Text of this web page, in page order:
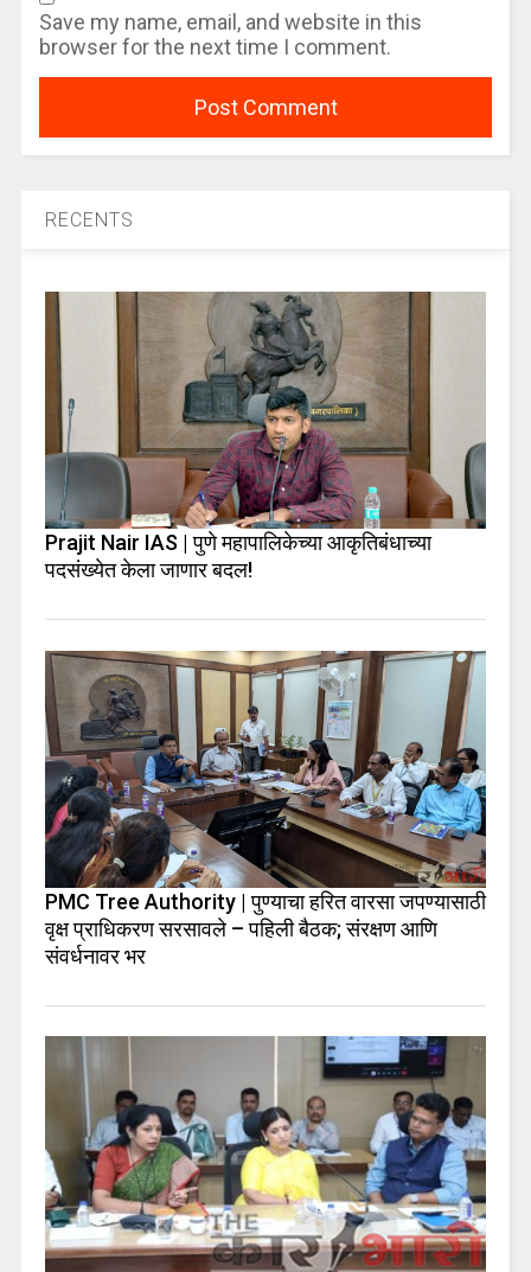
Save my name, email, and website in this
browser for the next time I comment.
RECENTS
Prajit Nair IAS | पुणे महापालिकेच्या आकृतिबंधाच्या
पदसंख्येत केला जाणार बदल!
PMC Tree Authority | पुण्याचा हरित वारसा जपण्यासाठी
वृक्ष प्राधिकरण सरसावले – पहिली बैठक; संरक्षण आणि
संवर्धनावर भर